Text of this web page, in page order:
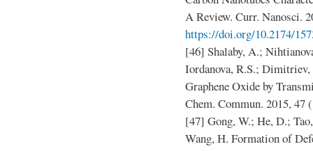
A Review. Curr. Nanosci.
https://doi.org/10.2174/
[46] Shalaby, A.;
Iordanova, R.S.;
Graphene Oxide by
Chem. Commun. 2015, 47
[47] Gong, W.; He, D.;
Wang, H. Formation of